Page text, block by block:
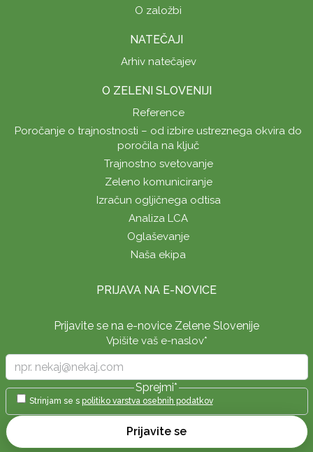
O založbi
NATEČAJI
Arhiv natečajev
O ZELENI SLOVENIJI
Reference
Poročanje o trajnostnosti – od izbire ustreznega okvira do
poročila na ključ
Trajnostno svetovanje
Zeleno komuniciranje
Izračun ogljičnega odtisa
Analiza LCA
Oglaševanje
Naša ekipa
PRIJAVA NA E-NOVICE
Prijavite se na e-novice Zelene Slovenije
Vpišite vaš e-naslov*
Sprejmi*
Strinjam se s politiko varstva osebnih podatkov
Prijavite se